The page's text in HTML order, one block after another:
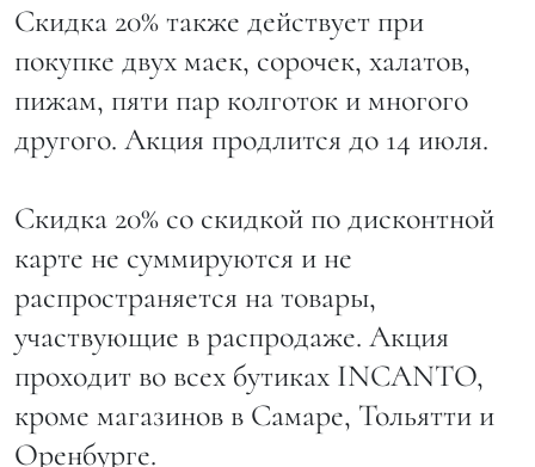
Скидка 20% также действует при
покупке двух маек, сорочек, халатов,
пижам, пяти пар колготок и многого
другого. Акция продлится до 14 июля.
Скидка 20% со скидкой по дисконтной
карте не суммируются и не
распространяется на товары,
участвующие в распродаже. Акция
проходит во всех бутиках INCANTO,
кроме магазинов в Самаре, Тольятти и
Оренбурге.